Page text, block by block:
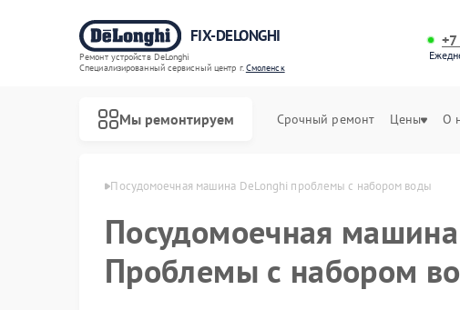
FIX-DELONGHI
Ремонт устройств DeLonghi
Специализированный cервисный центр г.Смоленск
Мы ремонтируем Срочный ремонт Цены О
в Смоленске Посудомоечная машина DeLonghi проблемы с набором воды
Посудомоечная машина
Проблемы с набором